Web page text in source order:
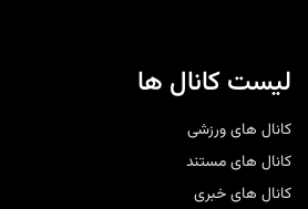
لیست کانال ها
کانال های ورزشی
کانال های مستند
کانال های خبری